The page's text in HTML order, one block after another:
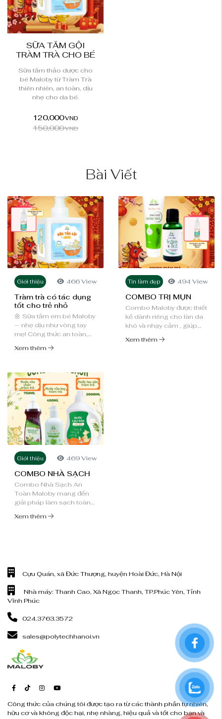
SỮA TẮM GỘI
TRÀM TRÀ CHO BÉ
Sữa tắm thảo dược cho
bé Maloby từ Tràm Trà
thiên nhiên, an toàn, dịu
nhẹ cho da bé.
120,000VND
150,000VND
Bài Viết
Giới thiệu 466 View
Tràm trà có tác dụng
tốt cho trẻ nhỏ
🌼 Sữa tắm em bé Maloby
— nhẹ dịu như vòng tay
mẹ! Công thức an toàn,
làn da nhạy cảm của bé, ...
Xem thêm
Tin làm đẹp 494 View
COMBO TRỊ MỤN
Combo Maloby được thiết
kế dành riêng cho làn da
khô và nhạy cảm , giúp
bằng da và hỗ trợ chăm
Xem thêm
Giới thiệu 469 View
COMBO NHÀ SẠCH
Combo Nhà Sạch An
Toàn Maloby mang đến
giải pháp làm sạch toàn
của gia đình bạn. Với tinh
Xem thêm
Cựu Quán, xã Đức Thượng, huyện Hoài Đức, Hà Nội
Nhà máy: Thanh Cao, Xã Ngọc Thanh, TP.Phúc Yên, Tỉnh
Vĩnh Phúc
024.3763.3572
sales@polytechhanoi.vn
Công thức của chúng tôi được tạo ra từ các thành phần tự nhiên,
hữu cơ và không độc hại, nhẹ nhàng, hiệu quả và tốt cho bạn và